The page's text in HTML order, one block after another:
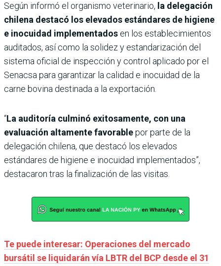
Según informó el organismo veterinario, la delegación
chilena destacó los elevados estándares de higiene
e inocuidad implementados en los establecimientos
auditados, así como la solidez y estandarización del
sistema oficial de inspección y control aplicado por el
Senacsa para garantizar la calidad e inocuidad de la
carne bovina destinada a la exportación.
“La auditoría culminó exitosamente, con una
evaluación altamente favorablepor parte de la
delegación chilena, que destacó los elevados
estándares de higiene e inocuidad implementados”,
destacaron tras la finalización de las visitas.
Te puede interesar: Operaciones del mercado
bursátil se liquidarán vía LBTR del BCP desde el 31